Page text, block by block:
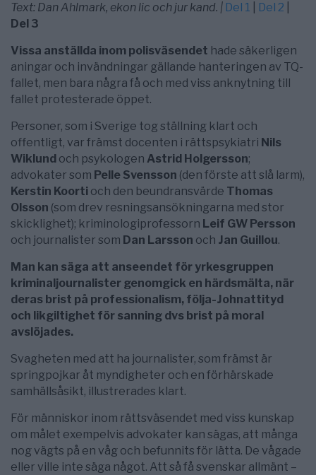
Text: Dan Ahlmark, ekon lic och jur kand. | Del 1 Del 2
Del 3
Vissa anställda inom polisväsendet hade säkerligen
aningar och invändningar gällande hanteringen av TQ-
fallet, men bara några få och med viss anknytning till
fallet protesterade öppet.
Personer, som i Sverige tog ställning klart och
offentligt, var främst docenten i rättspsykiatri Nils
Wiklund och psykologen Astrid Holgersson;
advokater som Pelle Svensson (den förste att slå larm),
Kerstin Koorti och den beundransvärde Thomas
Olsson (som drev resningsansökningarna med stor
skicklighet); kriminologiprofessorn Leif GW Persson
och journalister som Dan Larsson och Jan Guillou.
Man kan säga att anseendet för yrkesgruppen
kriminaljournalister genomgick en härdsmälta, när
deras brist på professionalism, följa-Johnattityd
och likgiltighet för sanning dvs brist på moral
avslöjades.
Svagheten med att ha journalister, som främst är
springpojkar åt myndigheter och en förhärskade
samhällsåsikt, illustrerades klart.
För människor inom rättsväsendet med viss kunskap
om målet exempelvis advokater kan sägas, att många
nog vägts på en våg och befunnits för lätta. De vågade
eller ville inte säga något. Att så få svenskar allmänt –